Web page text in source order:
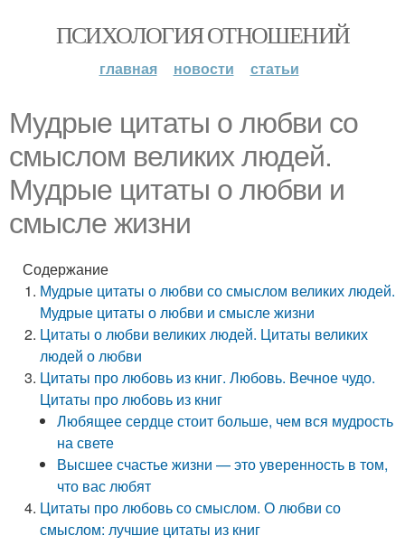
ПСИХОЛОГИЯ ОТНОШЕНИЙ
главная новости статьи
Мудрые цитаты о любви со
смыслом великих людей.
Мудрые цитаты о любви и
смысле жизни
Содержание
Мудрые цитаты о любви со смыслом великих людей.
Мудрые цитаты о любви и смысле жизни
Цитаты о любви великих людей. Цитаты великих
людей о любви
Цитаты про любовь из книг. Любовь. Вечное чудо.
Цитаты про любовь из книг
Любящее сердце стоит больше, чем вся мудрость
на свете
Высшее счастье жизни — это уверенность в том,
что вас любят
Цитаты про любовь со смыслом. О любви со
смыслом: лучшие цитаты из книг